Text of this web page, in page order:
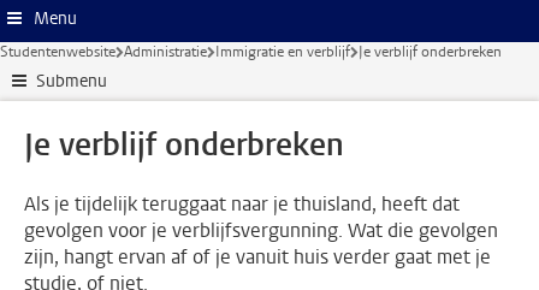
Menu
Studentenwebsite Administratie Immigratie en verblijf Je verblijf onderbreken
Submenu
Je verblijf onderbreken
Als je tijdelijk teruggaat naar je thuisland, heeft dat
gevolgen voor je verblijfsvergunning. Wat die gevolgen
zijn, hangt ervan af of je vanuit huis verder gaat met je
studie, of niet.